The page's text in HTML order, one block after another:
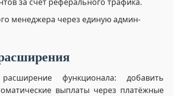
менеджера через единую админ-
функционала: добавить
выплаты через платёжные